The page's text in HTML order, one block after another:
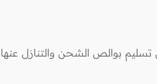
بوالص الشحن والتنازل عنها